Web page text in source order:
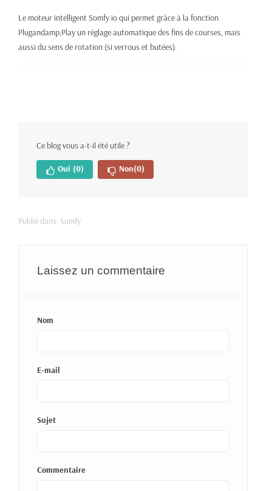
Le moteur intelligent Somfy io qui permet grâce à la fonction
Plugandamp;Play un réglage automatique des fins de courses, mais
aussi du sens de rotation (si verrous et butées).
Ce blog vous a-t-il été utile ?
Oui (0) Non(0)
Publié dans: Somfy
Laissez un commentaire
Nom
E-mail
Sujet
Commentaire